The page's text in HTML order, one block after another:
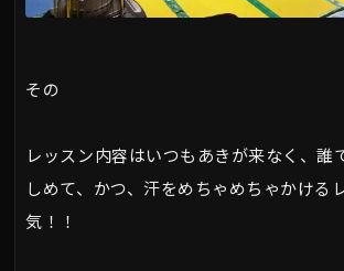
その
レッスン内容はいつもあきが来なく、誰
しめて、かつ、汗をめちゃめちゃかける
気！！